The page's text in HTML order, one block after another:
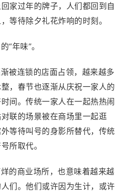
家过年的牌子，人们都回到自
等待除夕礼花炸响的时刻。
“年味”。
被连锁的店面占领，越来越多
，春节也逐渐从庆祝一家人的
间。传统一家人在一起热热闹
联的场景被在商场里一起逛
等待叫号的身影所替代，传统
所取代。
的商业场所，也意味着越来越
们。他们或许因为生计，或许